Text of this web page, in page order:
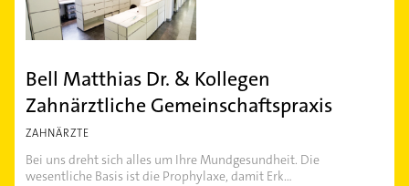
Bell Matthias Dr. & Kollegen
Zahnärztliche Gemeinschaftspraxis
ZAHNÄRZTE
Bei uns dreht sich alles um Ihre Mundgesundheit. Die
wesentliche Basis ist die Prophylaxe, damit Erk...